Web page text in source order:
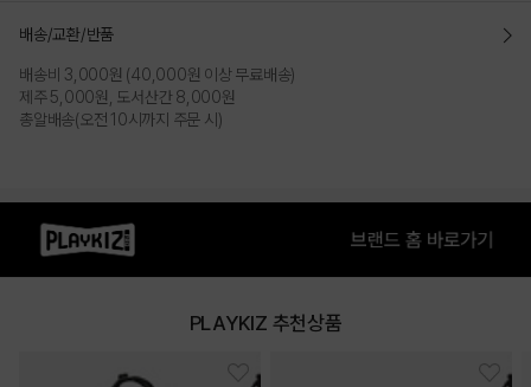
배송/교환/반품
배송비 3,000원 (40,000원 이상 무료배송)
제주 5,000원, 도서산간 8,000원
총알배송(오전 10시까지 주문 시)
PLAYKIZ 추천상품